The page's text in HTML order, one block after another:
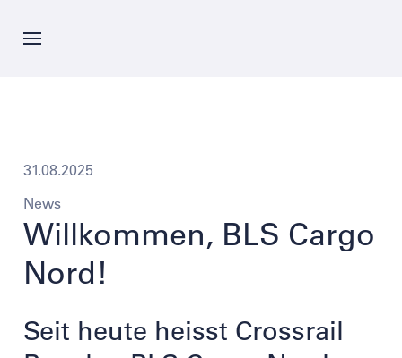
zum
Angebot
Unternehmen
Karriere
Kontakte
31.08.2025
News
Willkommen, BLS Cargo
Nord!
Seit heute heisst Crossrail